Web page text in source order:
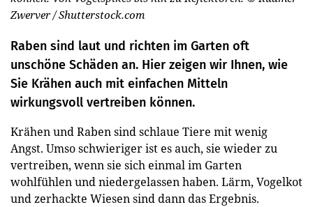
Zwerver / Shutterstock.com
Raben sind laut und richten im Garten oft
unschöne Schäden an. Hier zeigen wir Ihnen, wie
Sie Krähen auch mit einfachen Mitteln
wirkungsvoll vertreiben können.
Krähen und Raben sind schlaue Tiere mit wenig
Angst. Umso schwieriger ist es auch, sie wieder zu
vertreiben, wenn sie sich einmal im Garten
wohlfühlen und niedergelassen haben. Lärm, Vogelkot
und zerhackte Wiesen sind dann das Ergebnis.